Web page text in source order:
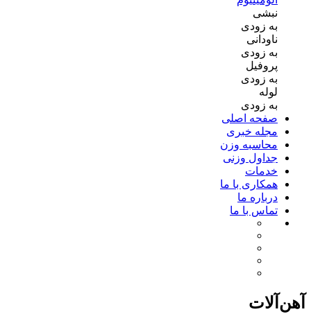
نبشی
به زودی
ناودانی
به زودی
پروفیل
به زودی
لوله
به زودی
صفحه اصلی
مجله خبری
محاسبه وزن
جداول وزنی
خدمات
همکاری با ما
درباره ما
تماس با ما
آهن‌آلات